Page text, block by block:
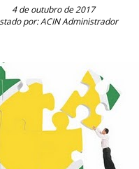
4 de outubro de 2017
por: ACIN Administrador